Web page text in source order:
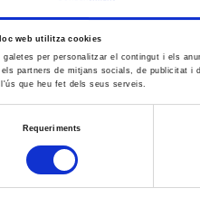
web utilitza cookies
galetes per personalitzar el contingut i els
els partners de mitjans socials, de publicitat i
que heu fet dels seus serveis.
Requeriments